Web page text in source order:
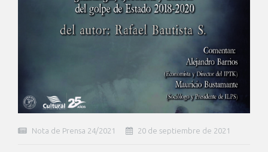
Nota de Prensa 24/2021 20 de septiembre de 2021